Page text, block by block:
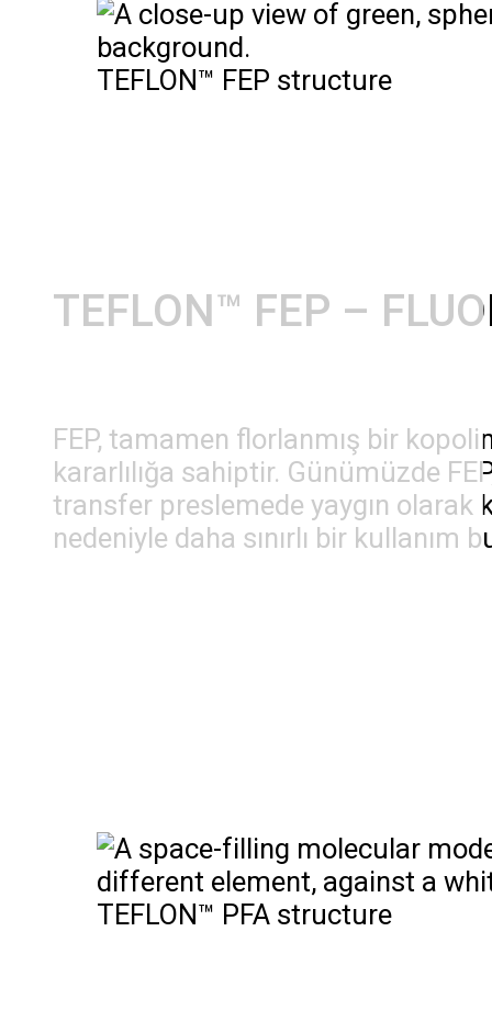
TEFLON™ FEP structure
TEFLON™ FEP –
FEP, tamamen florlanmış bir
kararlılığa sahiptir. Günümüzde
transfer preslemede yaygın olarak
nedeniyle daha sınırlı bir kullanım
TEFLON™ PFA structure